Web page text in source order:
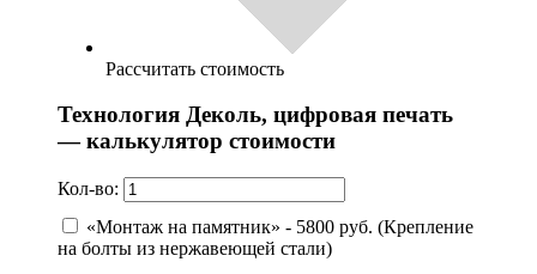
Рассчитать стоимость
Технология Деколь, цифровая печать
— калькулятор стоимости
Кол-во:
«Монтаж на памятник» - 5800 руб. (Крепление
на болты из нержавеющей стали)